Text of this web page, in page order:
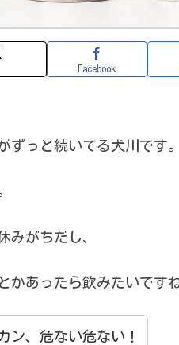
Facebook
ずっと続いてる犬川です。
みがちだし、
とかあったら飲みたいですね
ン、危ない危ない！